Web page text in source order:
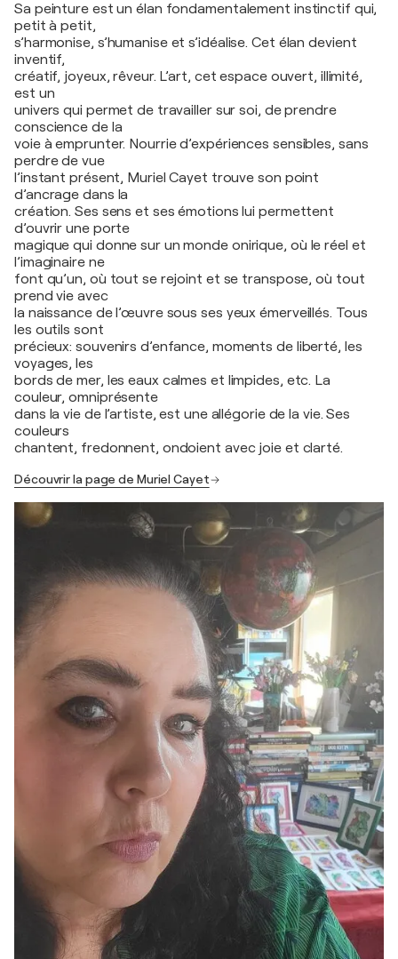
Sa peinture est un élan fondamentalement instinctif qui,
petit à petit,
s’harmonise, s’humanise et s’idéalise. Cet élan devient
inventif,
créatif, joyeux, rêveur. L’art, cet espace ouvert, illimité,
est un
univers qui permet de travailler sur soi, de prendre
conscience de la
voie à emprunter. Nourrie d’expériences sensibles, sans
perdre de vue
l’instant présent, Muriel Cayet trouve son point
d’ancrage dans la
création. Ses sens et ses émotions lui permettent
d’ouvrir une porte
magique qui donne sur un monde onirique, où le réel et
l’imaginaire ne
font qu’un, où tout se rejoint et se transpose, où tout
prend vie avec
la naissance de l’œuvre sous ses yeux émerveillés. Tous
les outils sont
précieux: souvenirs d’enfance, moments de liberté, les
voyages, les
bords de mer, les eaux calmes et limpides, etc. La
couleur, omniprésente
dans la vie de l’artiste, est une allégorie de la vie. Ses
couleurs
chantent, fredonnent, ondoient avec joie et clarté.
Découvrir la page de Muriel Cayet